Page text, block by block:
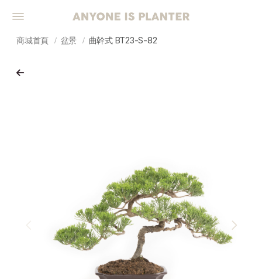
商城首頁 盆景 曲幹式 BT23-S-82